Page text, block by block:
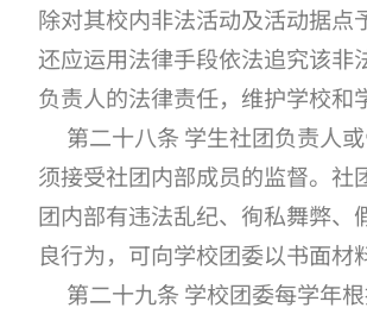
除对其校内非法活动及活动据点
还应运用法律手段依法追究该非
负责人的法律责任，维护学校和
第二十八条 学生社团负责人
须接受社团内部成员的监督。社
团内部有违法乱纪、徇私舞弊、
良行为，可向学校团委以书面材
第二十九条 学校团委每学年